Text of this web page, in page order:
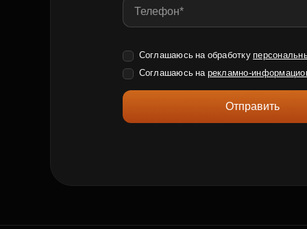
Соглашаюсь на обработку
Соглашаюсь на рекламно-
Отправить